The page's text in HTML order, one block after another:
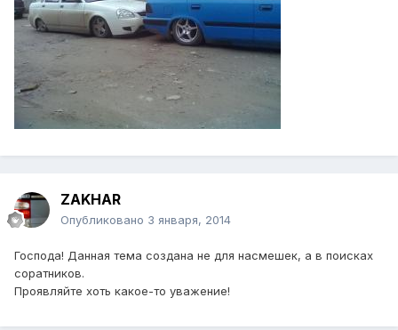
ZAKHAR
Опубликовано 3 января, 2014
Господа! Данная тема создана не для насмешек, а в поисках
соратников.
Проявляйте хоть какое-то уважение!